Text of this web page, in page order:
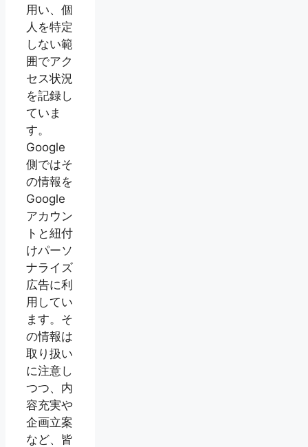
用い、個
人を特定
しない範
囲でアク
セス状況
を記録し
ていま
す。
Google
側ではそ
の情報を
Google
アカウン
トと紐付
けパーソ
ナライズ
広告に利
用してい
ます。そ
の情報は
取り扱い
に注意し
つつ、内
容充実や
企画立案
など、皆